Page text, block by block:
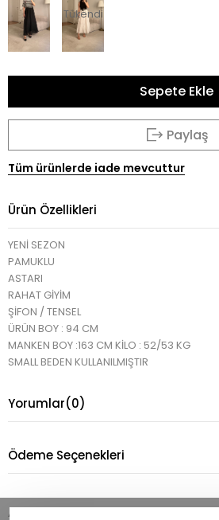
Tükendi
Paylaş
Tüm ürünlerde iade mevcuttur
Ürün Özellikleri
YENİ SEZON
PAMUKLU
ASTARl
RAHAT GİYİM
ŞİFON / TENSEL
ÜRÜN BOY : 94 CM
MANKEN BOY :163 CM KİLO : 52/53 KG
SMALL BEDEN KULLANILMIŞTIR
Yorumlar(0)
Ödeme Seçenekleri
Anasayfa